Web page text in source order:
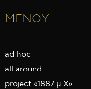
ΜΕΝΟΥ
ad hoc
all around
project «1887 μ.Χ»